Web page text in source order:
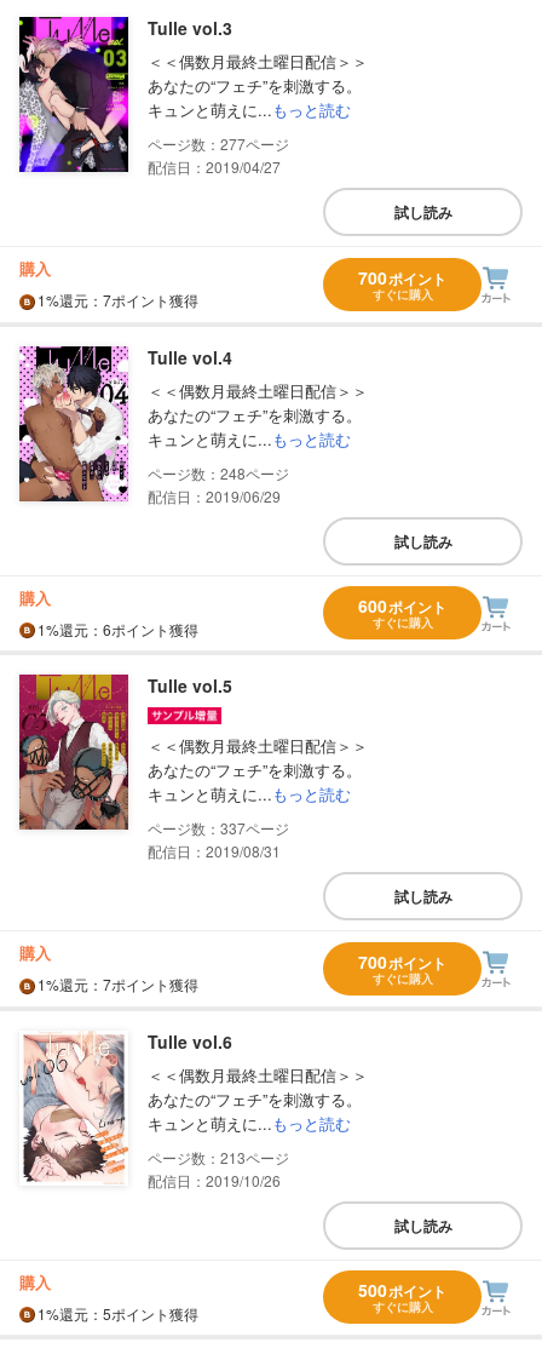
Tulle vol.3
＜＜偶数月最終土曜日配信＞＞
あなたの“フェチ”を刺激する。
キュンと萌えに...もっと読む
277
配信日：2019/04/27
試し読み
購入
1%還元 ：7ポイント獲得
700ポイント
すぐに購入
Tulle vol.4
＜＜偶数月最終土曜日配信＞＞
あなたの“フェチ”を刺激する。
キュンと萌えに...もっと読む
248
配信日：2019/06/29
試し読み
購入
1%還元 ：6ポイント獲得
600ポイント
すぐに購入
Tulle vol.5
＜＜偶数月最終土曜日配信＞＞
あなたの“フェチ”を刺激する。
キュンと萌えに...もっと読む
337
配信日：2019/08/31
試し読み
購入
1%還元 ：7ポイント獲得
700ポイント
すぐに購入
Tulle vol.6
＜＜偶数月最終土曜日配信＞＞
あなたの“フェチ”を刺激する。
キュンと萌えに...もっと読む
213
配信日：2019/10/26
試し読み
購入
1%還元 ：5ポイント獲得
500ポイント
すぐに購入